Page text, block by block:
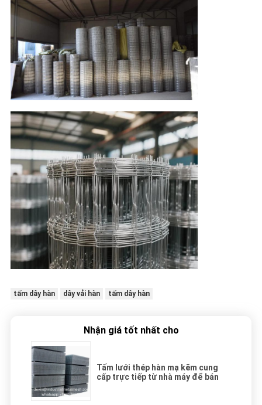
tấm dây hàn dây vải hàn tấm dây hàn
Nhận giá tốt nhất cho
Tấm lưới thép hàn mạ kẽm cung
cấp trực tiếp từ nhà máy để bán